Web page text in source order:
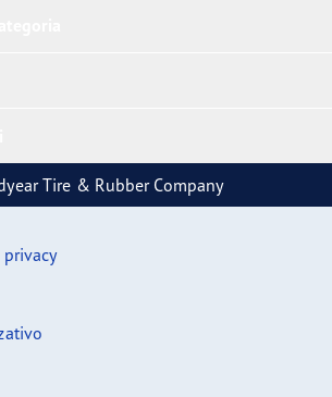
Tire & Rubber Company